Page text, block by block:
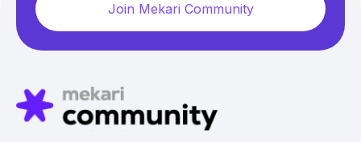
Join Mekari Community